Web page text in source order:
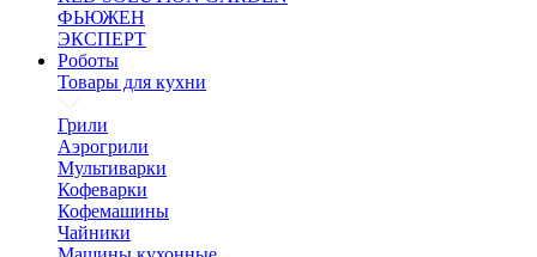
ФЬЮЖЕН
ЭКСПЕРТ
Роботы
Товары для кухни
Грили
Аэрогрили
Мультиварки
Кофеварки
Кофемашины
Чайники